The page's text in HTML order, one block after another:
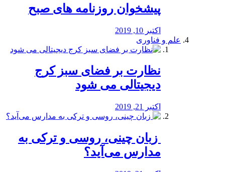
پیشخوان روزنامه های صبح
اکتبر 10, 2019
علم و فناوری
نظارت بر فضای سبز کرج
دیجیتالی می شود
اکتبر 21, 2019
️ زبان چینی، روسی و ترکی به
مدارس می‌آید؟